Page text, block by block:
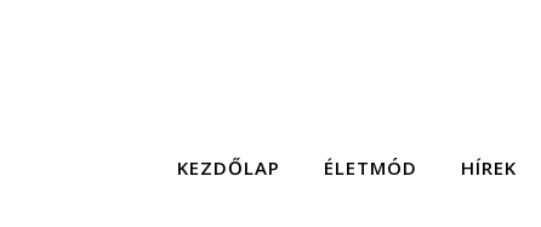
KEZDŐLAP ÉLETMÓD HÍREK